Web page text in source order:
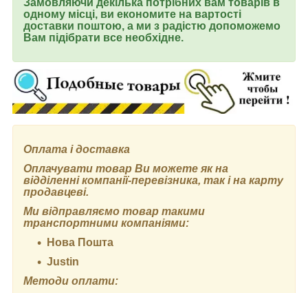
одному місці, ви економите на вартості
доставки поштою, а ми з радістю допоможемо
Вам підібрати все необхідне.
Оплата і доставка
Оплачувати товар Ви можете як на
відділенні компанії-перевізника, так і на карту
продавцеві.
Ми відправляємо товар такими
транспортними компаніями:
Нова Пошта
Justin
Методи оплати: